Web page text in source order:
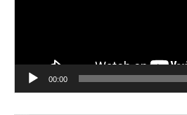
00:00